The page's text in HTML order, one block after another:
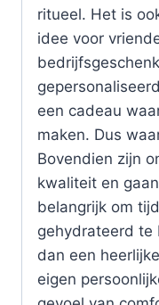
ritueel. Het is
idee voor
een cadeau
maken. Dus
Bovendien zijn
kwaliteit en
belangrijk om
gehydrateerd te
dan een
eigen